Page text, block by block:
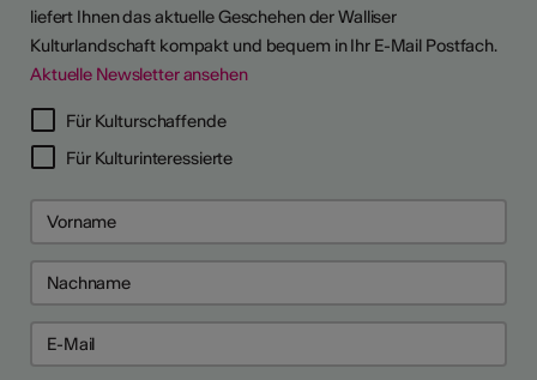
liefert Ihnen das aktuelle Geschehen der Walliser
Kulturlandschaft kompakt und bequem in Ihr E-Mail Postfach.
Aktuelle Newsletter ansehen
Für Kulturschaffende
Für Kulturinteressierte